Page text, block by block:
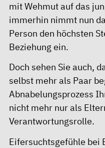
mit Wehmut auf das
immerhin nimmt nun
Person den höchsten
Beziehung ein.
Doch sehen Sie auch,
selbst mehr als Paar
Abnabelungsprozess
nicht mehr nur als
Verantwortungsrolle.
Eifersuchtsgefühle bei